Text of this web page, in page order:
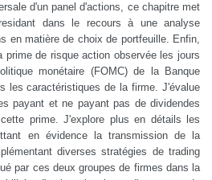
d'un panel d'actions, ce chapitre met
dans le recours à une analyse
en matière de choix de portfeuille. Enfin,
prime de risque action observée les jours
monétaire (FOMC) de la Banque
les caractéristiques de la firme. J'évalue
payant et ne payant pas de dividendes
prime. J'explore plus en détails les
en évidence la transmission de la
diverses stratégies de trading
par ces deux groupes de firmes dans la